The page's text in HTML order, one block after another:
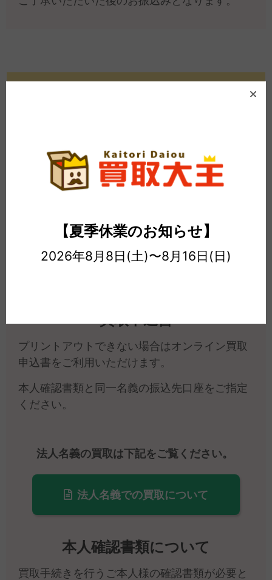
買取申込書
プリントアウトできない場合はオンライン買取
申込書をご利用いただけます。
本人確認書類と同一名義の振込先口座をご指定
ください。
ト）
本人確認書類について
買取手続きを行うご本人様の確認書類が必要と
法人名義の買取は下記をご覧ください。
法人名義での買取について
【夏季休業のお知らせ】
2026年8月8日(土)〜8月16日(日)